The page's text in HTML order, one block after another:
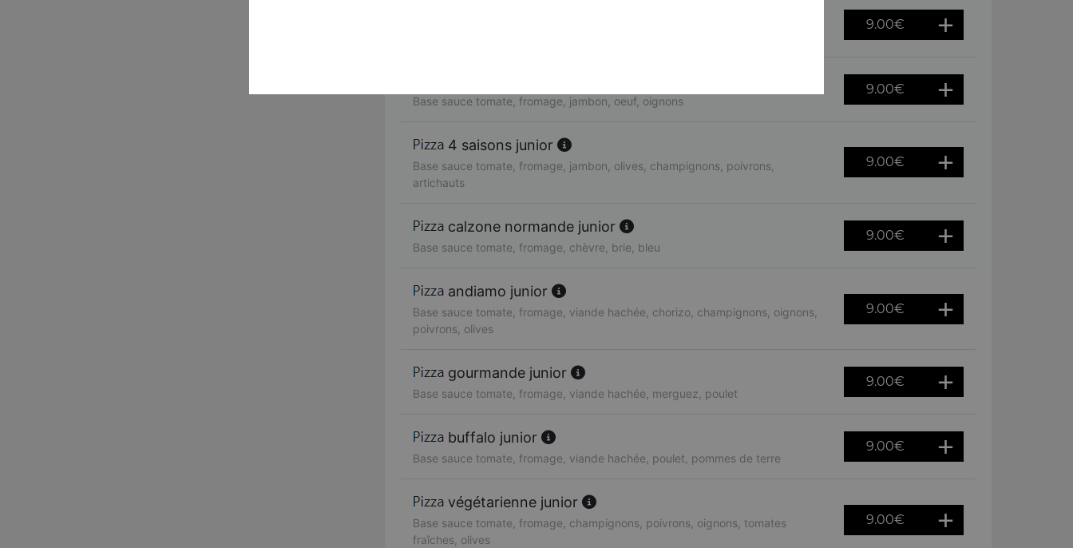
9.00€
Base sauce tomate, fromage, jambon, oeuf, oignons
9.00€
4 saisons junior
Base sauce tomate, fromage, jambon, olives, champignons, poivrons,
artichauts
9.00€
calzone normande junior
Base sauce tomate, fromage, chèvre, brie, bleu
9.00€
andiamo junior
Base sauce tomate, fromage, viande hachée, chorizo, champignons, oignons,
poivrons, olives
9.00€
gourmande junior
Base sauce tomate, fromage, viande hachée, merguez, poulet
9.00€
buffalo junior
Base sauce tomate, fromage, viande hachée, poulet, pommes de terre
9.00€
végétarienne junior
Base sauce tomate, fromage, champignons, poivrons, oignons, tomates
fraîches, olives
9.00€